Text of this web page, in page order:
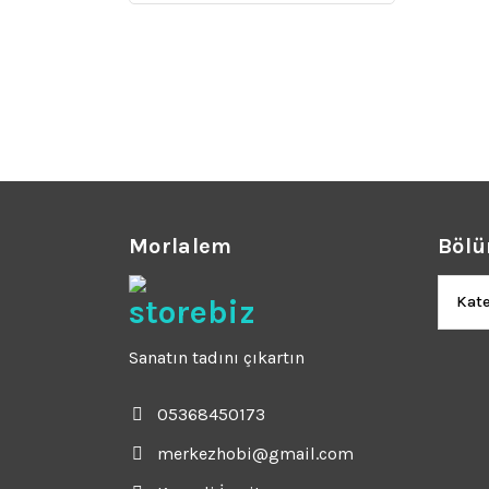
Morlalem
Sanatın tadını çıkartın
05368450173
merkezhobi@gmail.com